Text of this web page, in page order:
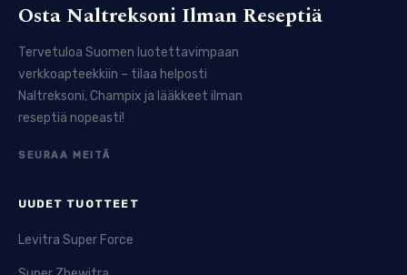
Osta Naltreksoni Ilman Reseptiä
Tervetuloa Suomen luotettavimpaan
verkkoapteekkiin – tilaa helposti
Naltreksoni, Champix ja lääkkeet ilman
reseptiä nopeasti!
SEURAA MEITÄ
UUDET TUOTTEET
Levitra Super Force